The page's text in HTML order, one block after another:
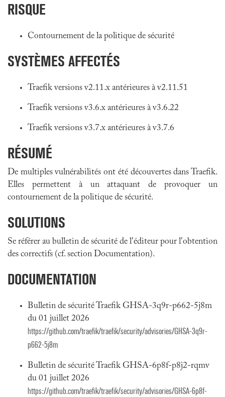
RISQUE
Contournement de la politique de sécurité
SYSTÈMES AFFECTÉS
Traefik versions v2.11.x antérieures à v2.11.51
Traefik versions v3.6.x antérieures à v3.6.22
Traefik versions v3.7.x antérieures à v3.7.6
RÉSUMÉ
De multiples vulnérabilités ont été découvertes dans Traefik.
Elles permettent à un attaquant de provoquer un
contournement de la politique de sécurité.
SOLUTIONS
Se référer au bulletin de sécurité de l'éditeur pour l'obtention
des correctifs (cf. section Documentation).
DOCUMENTATION
Bulletin de sécurité Traefik GHSA-3q9r-p662-5j8m
du 01 juillet 2026
https://github.com/traefik/traefik/security/advisories/GHSA-3q9r-
p662-5j8m
Bulletin de sécurité Traefik GHSA-6p8f-p8j2-rqmv
du 01 juillet 2026
https://github.com/traefik/traefik/security/advisories/GHSA-6p8f-